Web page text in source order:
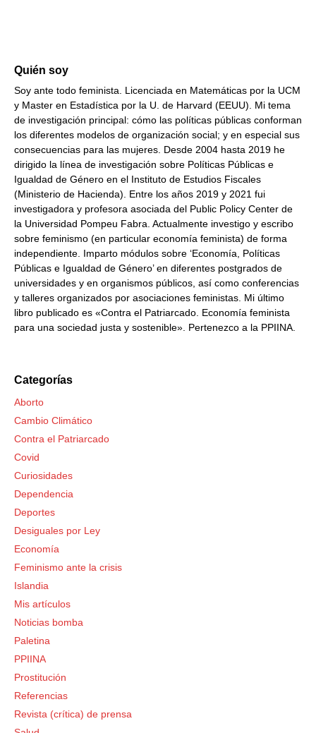
Quién soy
Soy ante todo feminista. Licenciada en Matemáticas por la UCM
y Master en Estadística por la U. de Harvard (EEUU). Mi tema
de investigación principal: cómo las políticas públicas conforman
los diferentes modelos de organización social; y en especial sus
consecuencias para las mujeres. Desde 2004 hasta 2019 he
dirigido la línea de investigación sobre Políticas Públicas e
Igualdad de Género en el Instituto de Estudios Fiscales
(Ministerio de Hacienda). Entre los años 2019 y 2021 fui
investigadora y profesora asociada del Public Policy Center de
la Universidad Pompeu Fabra. Actualmente investigo y escribo
sobre feminismo (en particular economía feminista) de forma
independiente. Imparto módulos sobre ‘Economía, Políticas
Públicas e Igualdad de Género’ en diferentes postgrados de
universidades y en organismos públicos, así como conferencias
y talleres organizados por asociaciones feministas. Mi último
libro publicado es «Contra el Patriarcado. Economía feminista
para una sociedad justa y sostenible». Pertenezco a la PPIINA.
Categorías
Aborto
Cambio Climático
Contra el Patriarcado
Covid
Curiosidades
Dependencia
Deportes
Desiguales por Ley
Economía
Feminismo ante la crisis
Islandia
Mis artículos
Noticias bomba
Paletina
PPIINA
Prostitución
Referencias
Revista (crítica) de prensa